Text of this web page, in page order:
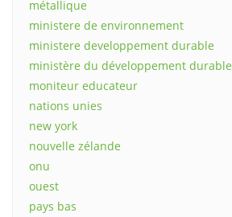
métallique
ministere de environnement
ministere developpement durable
ministère du développement durable
moniteur educateur
nations unies
new york
nouvelle zélande
onu
ouest
pays bas